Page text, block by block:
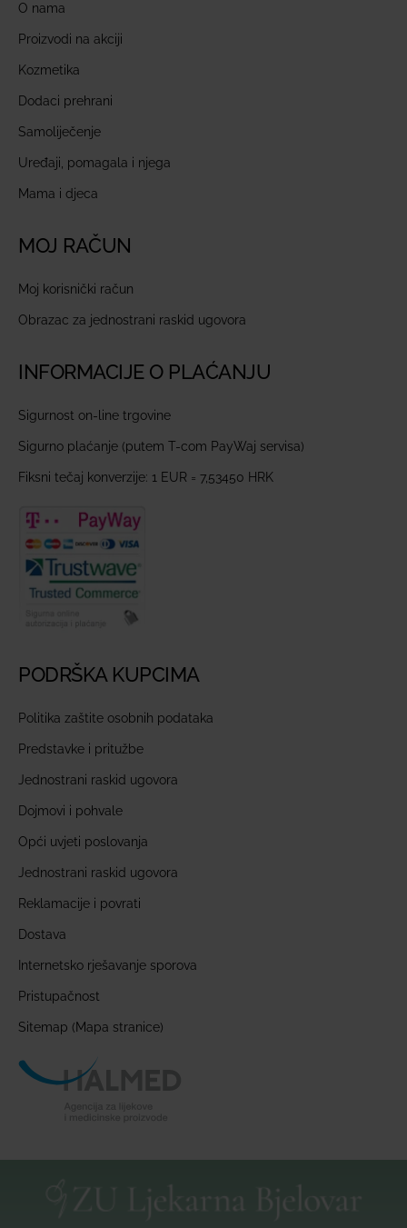
O nama
Proizvodi na akciji
Kozmetika
Dodaci prehrani
Samoliječenje
Uređaji, pomagala i njega
Mama i djeca
MOJ RAČUN
Moj korisnički račun
Obrazac za jednostrani raskid ugovora
INFORMACIJE O PLAĆANJU
Sigurnost on-line trgovine
Sigurno plaćanje (putem T-com PayWaj servisa)
Fiksni tečaj konverzije: 1 EUR = 7,53450 HRK
PODRŠKA KUPCIMA
Politika zaštite osobnih podataka
Predstavke i pritužbe
Jednostrani raskid ugovora
Dojmovi i pohvale
Opći uvjeti poslovanja
Jednostrani raskid ugovora
Reklamacije i povrati
Dostava
Internetsko rješavanje sporova
Pristupačnost
Sitemap (Mapa stranice)